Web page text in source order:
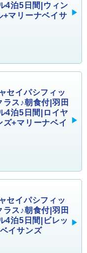
4泊5日間|ウィン
+マリーナベイサ
セイパシフィッ
ス♪朝食付|羽田
4泊5日間|ロイヤ
ズ+マリーナベイ
セイパシフィッ
ス♪朝食付|羽田
4泊5日間|ビレッ
イサンズ